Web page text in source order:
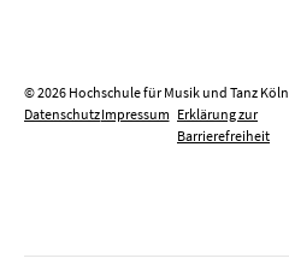
© 2026 Hochschule für Musik und Tanz Köln
DatenschutzImpressum Erklärung zur
Barrierefreiheit